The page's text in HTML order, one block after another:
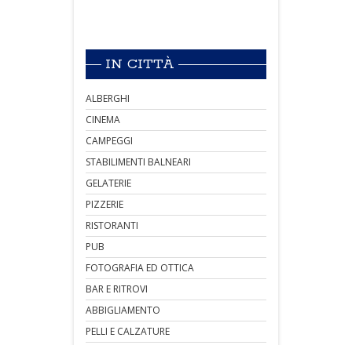
IN CITTÀ
ALBERGHI
CINEMA
CAMPEGGI
STABILIMENTI BALNEARI
GELATERIE
PIZZERIE
RISTORANTI
PUB
FOTOGRAFIA ED OTTICA
BAR E RITROVI
ABBIGLIAMENTO
PELLI E CALZATURE